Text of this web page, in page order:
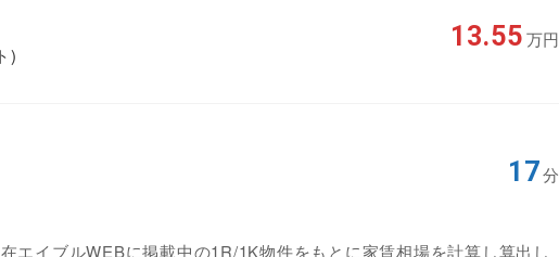
)
13.55万円
17分
エイブルWEBに掲載中の1R/1K物件をもとに家賃相場を計算し算出し